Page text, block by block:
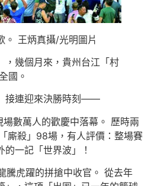
。 王炳真攝/光明圖片
，幾個月來，貴州台江「村
國。
接連迎來決勝時刻——
數萬人的歡慶中落幕。 歷時兩
廝殺」98場，有人評價：整場賽
一記「世界波」！
騰虎躍的拼搶中收官。 從去年